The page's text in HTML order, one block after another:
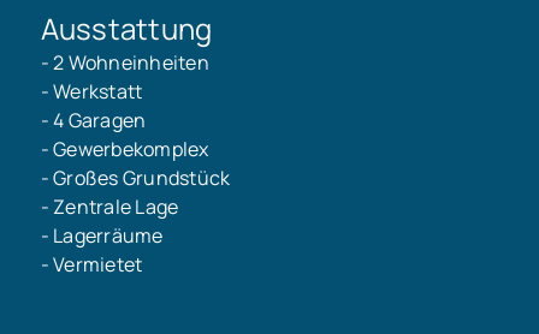
Ausstattung
- 2 Wohneinheiten
- Werkstatt
- 4 Garagen
- Gewerbekomplex
- Großes Grundstück
- Zentrale Lage
- Lagerräume
- Vermietet